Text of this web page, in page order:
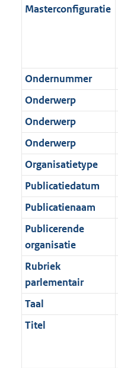
Masterconfiguratie
Ondernummer
Onderwerp
Onderwerp
Onderwerp
Organisatietype
Publicatiedatum
Publicatienaam
Publicerende
organisatie
Rubriek
parlementair
Taal
Titel